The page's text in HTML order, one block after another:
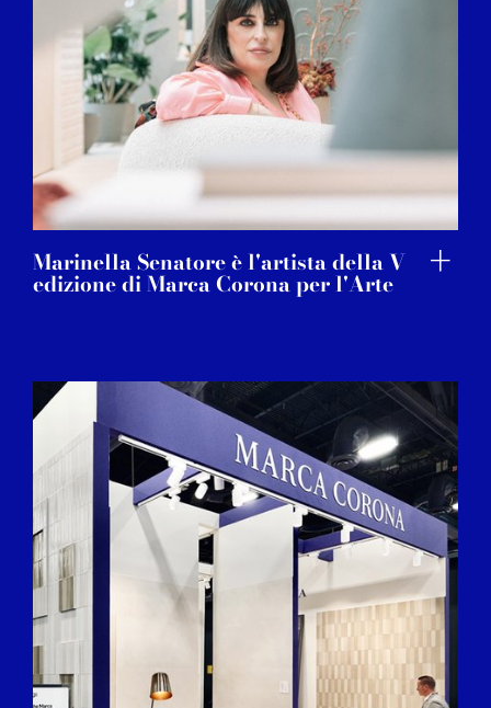
Marinella Senatore è l'artista della V
edizione di Marca Corona per l'Arte